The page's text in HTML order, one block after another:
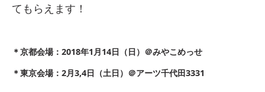
てもらえます！
＊京都会場：2018年1月14日（日）＠みやこめっせ
＊東京会場：2月3,4日（土日）＠アーツ千代田3331